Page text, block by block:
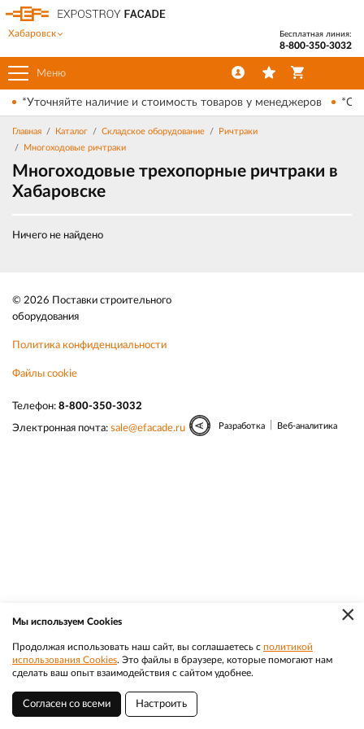
Меню
Хабаровск Бесплатная линия:
8-800-350-3032
*Уточняйте наличие и стоимость товаров у менеджеров
Главная Каталог Складское оборудование
Ричтраки
Многоходовые ричтраки
Многоходовые трехопорные ричтраки в
Хабаровске
Ничего не найдено
© 2026 Поставки строительного
оборудования
Политика конфиденциальности
Файлы cookie
Телефон: 8-800-350-3032
Электронная почта: sale@efacade.ru Разработка Веб-аналитика
×
Мы используем Cookies
Продолжая использовать наш сайт, вы соглашаетесь с политикой
использования Cookies. Это файлы в браузере, которые помогают нам
сделать ваш опыт взаимодействия с сайтом удобнее.
Согласен со всеми Настроить